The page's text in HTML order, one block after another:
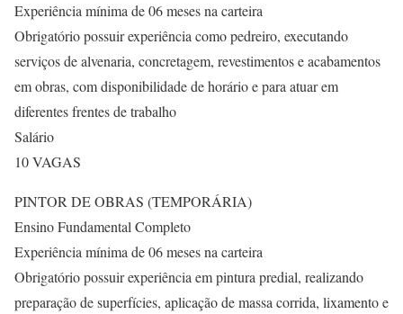
Experiência mínima de 06 meses na carteira
Obrigatório possuir experiência como pedreiro, executando
serviços de alvenaria, concretagem, revestimentos e acabamentos
em obras, com disponibilidade de horário e para atuar em
diferentes frentes de trabalho
Salário
10 VAGAS
PINTOR DE OBRAS (TEMPORÁRIA)
Ensino Fundamental Completo
Experiência mínima de 06 meses na carteira
Obrigatório possuir experiência em pintura predial, realizando
preparação de superfícies, aplicação de massa corrida, lixamento e